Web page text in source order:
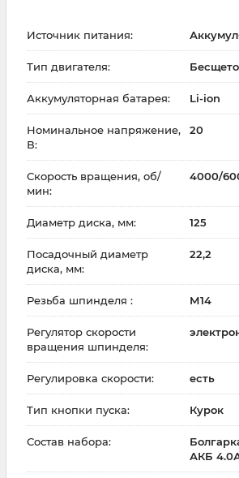
Источник питания:
Тип двигателя:
Аккумуляторная батарея: Li-ion
Номинальное напряжение,
В:
20
Скорость вращения, об/
мин:
4000/
Диаметр диска, мм: 125
Посадочный диаметр
диска, мм:
22,2
Резьба шпинделя : М14
Регулятор скорости
вращения шпинделя:
Регулировка скорости: есть
Тип кнопки пуска: Курок
Состав набора:
АКБ